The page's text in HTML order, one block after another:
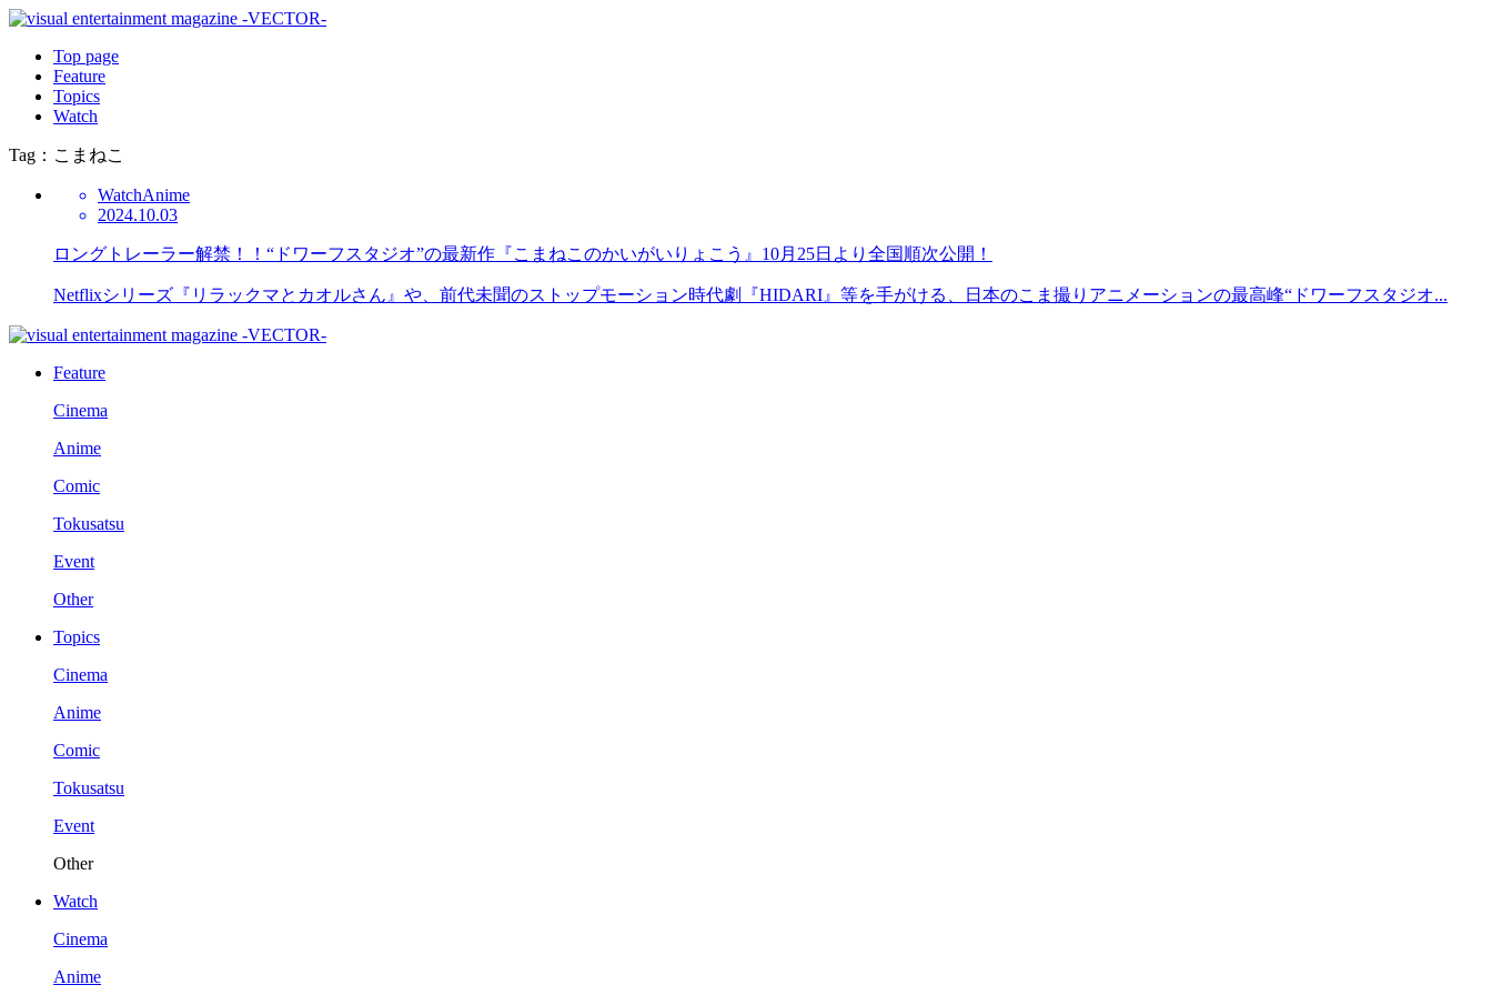
Top page
Feature
Topics
Watch
Tag：こまねこ
WatchAnime
2024.10.03
ロングトレーラー解禁！！“ドワーフスタジオ”の最新作『こまねこのかいがいりょこう』10月25日より全国順次公開！
Netflixシリーズ『リラックマとカオルさん』や、前代未聞のストップモーション時代劇『HIDARI』等を手がける、日本のこま撮りアニメーションの最高峰“ドワーフスタジオ...
Feature
Cinema
Anime
Comic
Tokusatsu
Event
Other
Topics
Cinema
Anime
Comic
Tokusatsu
Event
Other
Watch
Cinema
Anime